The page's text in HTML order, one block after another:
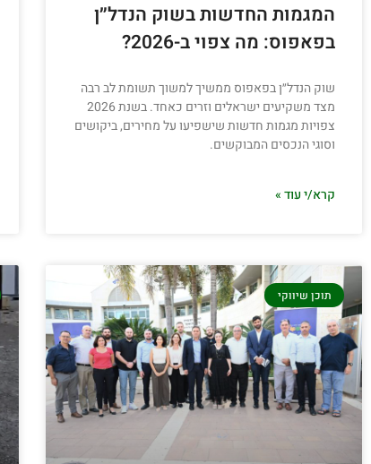
המגמות החדשות בשוק הנדל״ן
בפאפוס: מה צפוי ב-2026?
שוק הנדל״ן בפאפוס ממשיך למשוך תשומת לב רבה
מצד משקיעים ישראלים וזרים כאחד. בשנת 2026
צפויות מגמות חדשות שישפיעו על מחירים, ביקושים
וסוגי הנכסים המבוקשים.
קרא/י עוד »
תוכן שיווקי